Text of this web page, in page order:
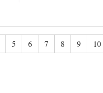
5 6 7 8 9 10